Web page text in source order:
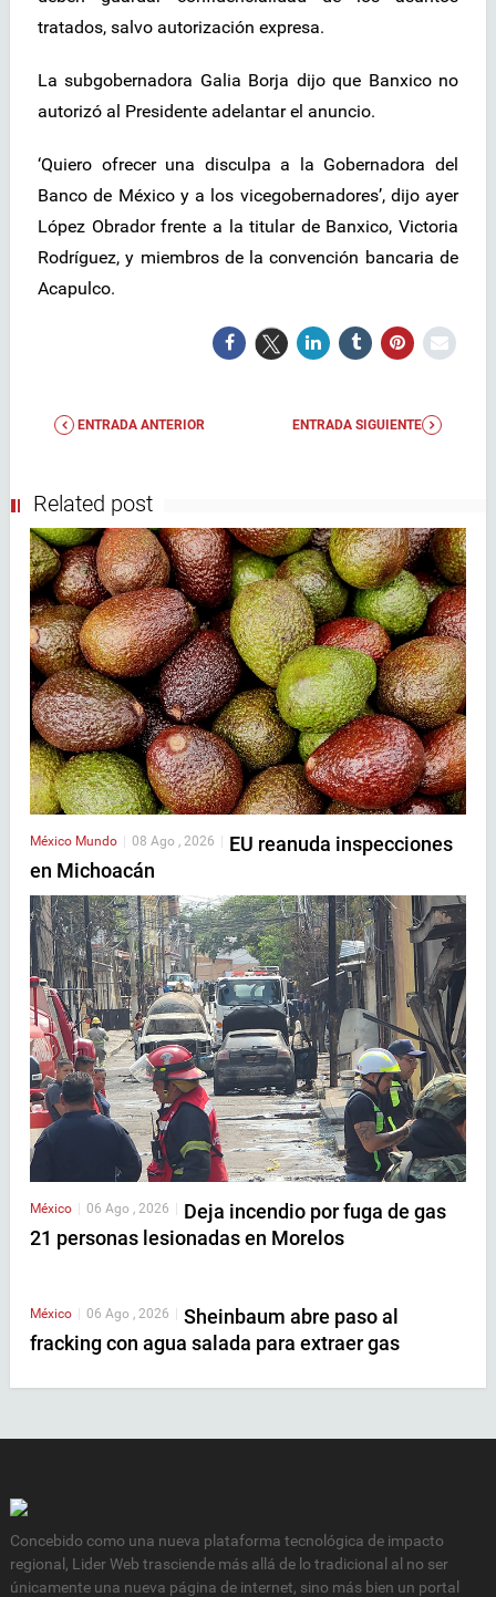
tratados, salvo autorización expresa.
La subgobernadora Galia Borja dijo que Banxico no
autorizó al Presidente adelantar el anuncio.
‘Quiero ofrecer una disculpa a la Gobernadora del
Banco de México y a los vicegobernadores’, dijo ayer
López Obrador frente a la titular de Banxico, Victoria
Rodríguez, y miembros de la convención bancaria de
Acapulco.
ENTRADA ANTERIOR ENTRADA SIGUIENTE
Related post
México Mundo 08 Ago , 2026
EU reanuda inspecciones
en Michoacán
México 06 Ago , 2026
Deja incendio por fuga de gas
21 personas lesionadas en Morelos
México | 06 Ago , 2026 | Sheinbaum abre paso al
fracking con agua salada para extraer gas
Concebido como una nueva plataforma tecnológica de impacto
regional, Lider Web trasciende más allá de lo tradicional al no ser
únicamente una nueva página de internet, sino más bien un portal